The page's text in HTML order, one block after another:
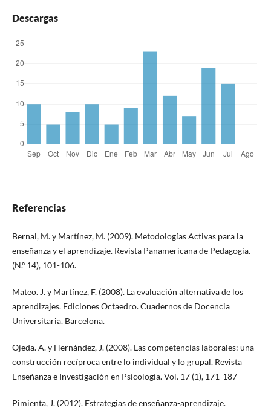
Descargas
Referencias
Bernal, M. y Martínez, M. (2009). Metodologías Activas para la
enseñanza y el aprendizaje. Revista Panamericana de Pedagogía.
(N.º 14), 101-106.
Mateo. J. y Martínez, F. (2008). La evaluación alternativa de los
aprendizajes. Ediciones Octaedro. Cuadernos de Docencia
Universitaria. Barcelona.
Ojeda. A. y Hernández, J. (2008). Las competencias laborales: una
construcción recíproca entre lo individual y lo grupal. Revista
Enseñanza e Investigación en Psicología. Vol. 17 (1), 171-187
Pimienta, J. (2012). Estrategias de enseñanza-aprendizaje.